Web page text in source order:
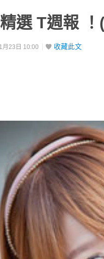
選 T週報
月23日 10:00 收藏此文